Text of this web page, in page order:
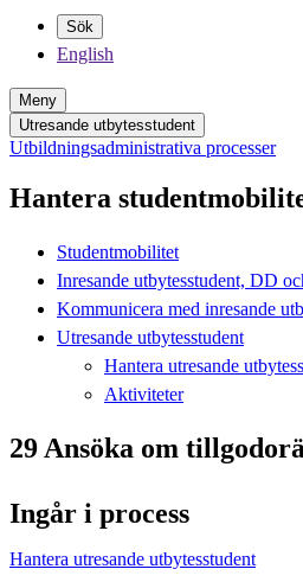
Sök
English
Meny
Utresande utbytesstudent
Utbildningsadministrativa processer
Hantera
Studentmobilitet
Inresande utbytesstudent, DD
Kommunicera med inresande
Utresande utbytesstudent
Hantera utresande
Aktiviteter
29 Ansöka om
Ingår i process
Hantera utresande utbytesstudent